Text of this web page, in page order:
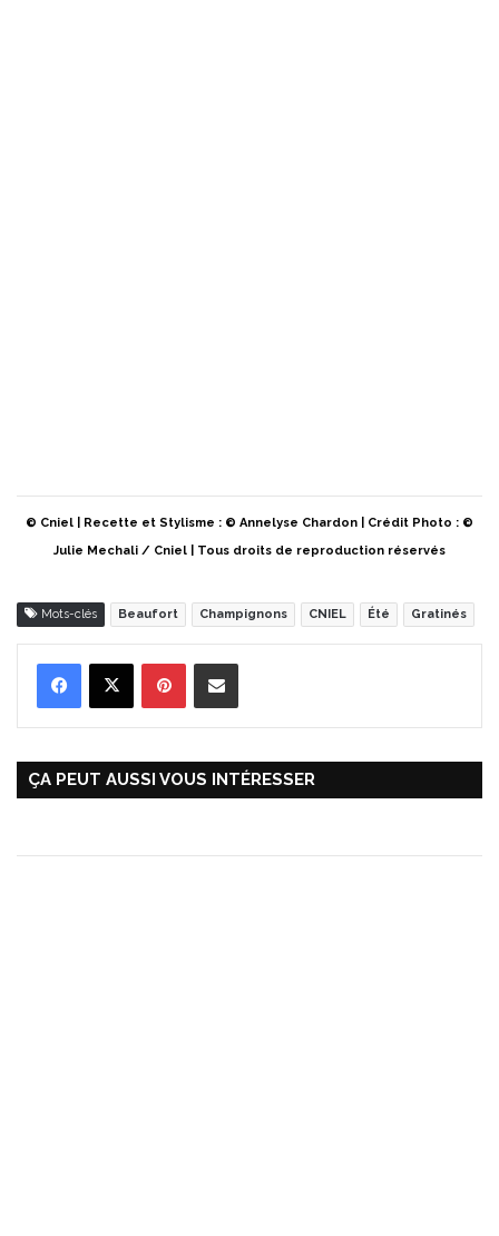
© Cniel | Recette et Stylisme : © Annelyse Chardon | Crédit Photo : ©
Julie Mechali / Cniel | Tous droits de reproduction réservés
Mots-clés Beaufort Champignons CNIEL Été Gratinés
ÇA PEUT AUSSI VOUS INTÉRESSER